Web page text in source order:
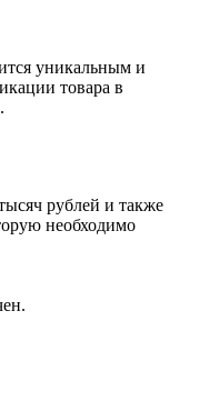
уникальным и
товара в
рублей и также
необходимо